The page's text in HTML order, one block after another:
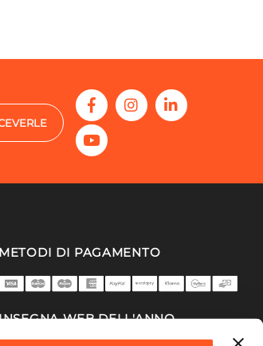
METODI DI PAGAMENTO
WEB DELL'ANNO